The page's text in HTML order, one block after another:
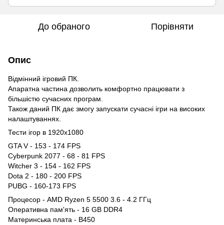
До обраного Порівняти
Опис
Відмінний ігровий ПК.
Апаратна частина дозволить комфортно працювати з
більшістю сучасних програм.
Також даний ПК дає змогу запускати сучасні ігри на високих
налаштуваннях.
Тести ігор в 1920x1080
GTA V - 153 - 174 FPS
Cyberpunk 2077 - 68 - 81 FPS
Witcher 3 - 154 - 162 FPS
Dota 2 - 180 - 200 FPS
PUBG - 160-173 FPS
Процесор - AMD Ryzen 5 5500 3.6 - 4.2 ГГц
Оперативна пам'ять - 16 GB DDR4
Материнська плата - B450